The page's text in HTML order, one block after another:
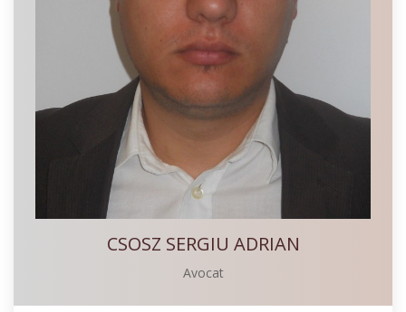
CSOSZ SERGIU ADRIAN
Avocat